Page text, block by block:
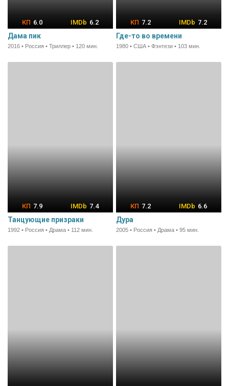
6.0 6.2
Дама пик
2016 • Россия • Триллер • 120 мин.
7.2 7.2
Где-то во времени
1980 • США • Фэнтези • 103 мин.
7.9 7.4
Танцующие призраки
1992 • Россия • Драма • 112 мин.
7.2 6.6
Дура
2005 • Россия • Драма • 95 мин.